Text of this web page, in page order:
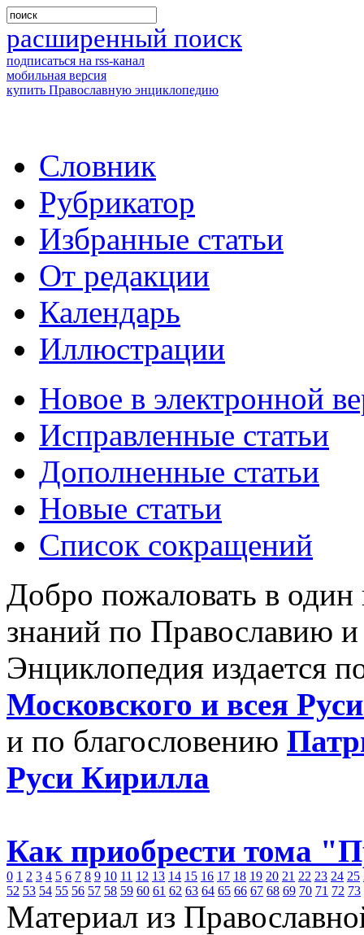
расширенный поиск
подписаться на rss-канал
мобильная версия
купить Православную энциклопедию
Словник
Рубрикатор
Избранные статьи
От редакции
Календарь
Иллюстрации
Новое в электронной
Исправленные статьи
Дополненные статьи
Новые статьи
Список сокращений
Добро пожаловать в
знаний по Православию
Энциклопедия издается
Московского и всея
и по благословению
Руси Кирилла
Как приобрести тома
0 1 2 3 4 5 6 7 8 9 10 11 12 13 14 15 16 17 18 19 20 21 22 23 24 25
52 53 54 55 56 57 58 59 60 61 62 63 64 65 66 67 68 69 70 71 72 73
Материал из